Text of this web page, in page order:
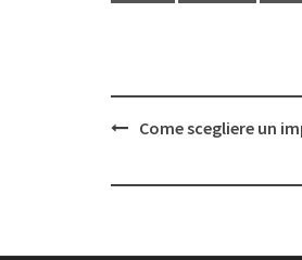
PostCome scegliere un